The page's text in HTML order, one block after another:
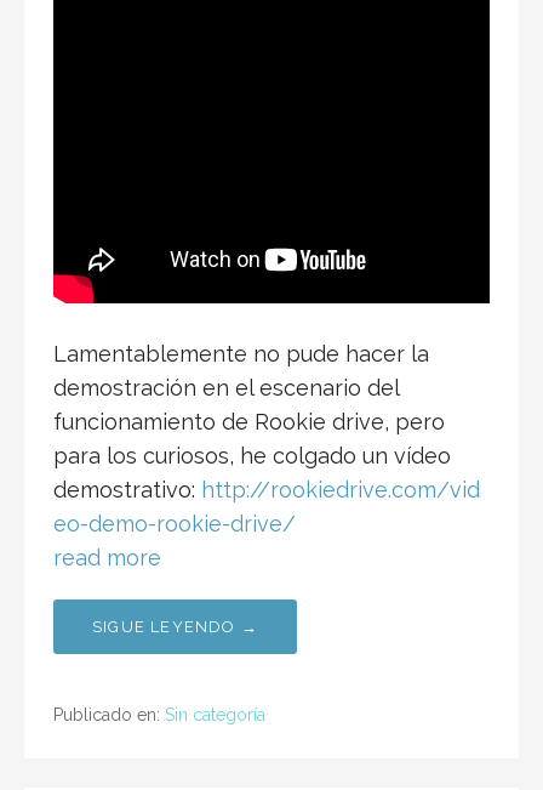
Lamentablemente no pude hacer la
demostración en el escenario del
funcionamiento de Rookie drive, pero
para los curiosos, he colgado un vídeo
demostrativo: http://rookiedrive.com/vid
eo-demo-rookie-drive/
read more
SIGUE LEYENDO →
Publicado en: Sin categoría